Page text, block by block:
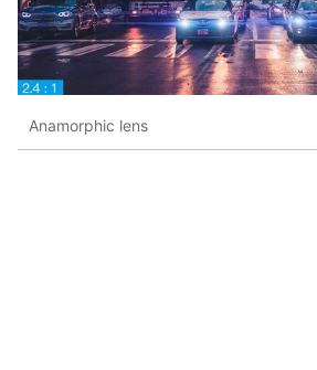
Anamorphic lens